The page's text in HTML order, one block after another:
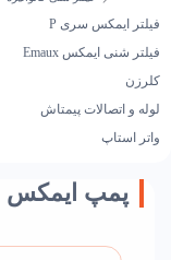
فیلتر ایمکس سری P
فیلتر شنی ایمکس Emaux
کلرزن
لوله و اتصالات پیمتاش
واتر استاپ
پمپ ایمکس